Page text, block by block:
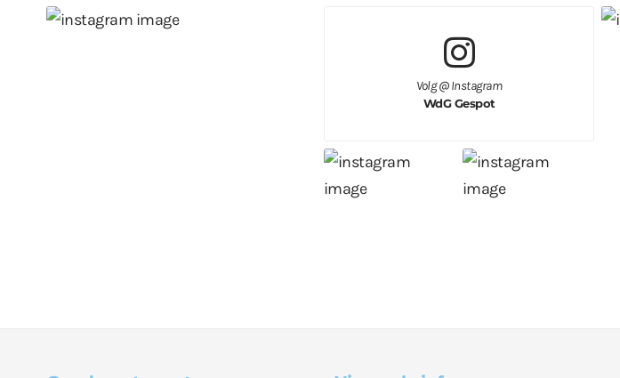
Volg @ Instagram
WdG Gespot